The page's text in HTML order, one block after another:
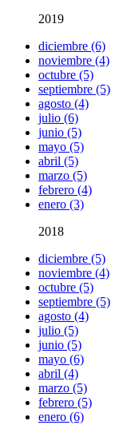
2019
diciembre (6)
noviembre (4)
octubre (5)
septiembre (5)
agosto (4)
julio (6)
junio (5)
mayo (5)
abril (5)
marzo (5)
febrero (4)
enero (3)
2018
diciembre (5)
noviembre (4)
octubre (5)
septiembre (5)
agosto (4)
julio (5)
junio (5)
mayo (6)
abril (4)
marzo (5)
febrero (5)
enero (6)